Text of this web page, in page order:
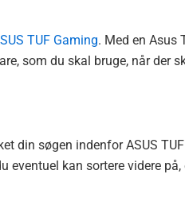
TUF Gaming. Med en Asus
som du skal bruge, når der
din søgen indenfor ASUS
kan sortere videre